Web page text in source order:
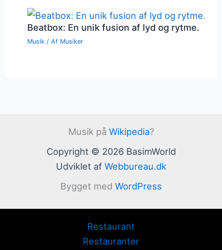
Beatbox: En unik fusion af lyd og rytme.
Musik / Af Musiker
Musik på Wikipedia?
Copyright © 2026 BasimWorld
Udviklet af Webbureau.dk
Bygget med WordPress
Restaurant
Restauranter